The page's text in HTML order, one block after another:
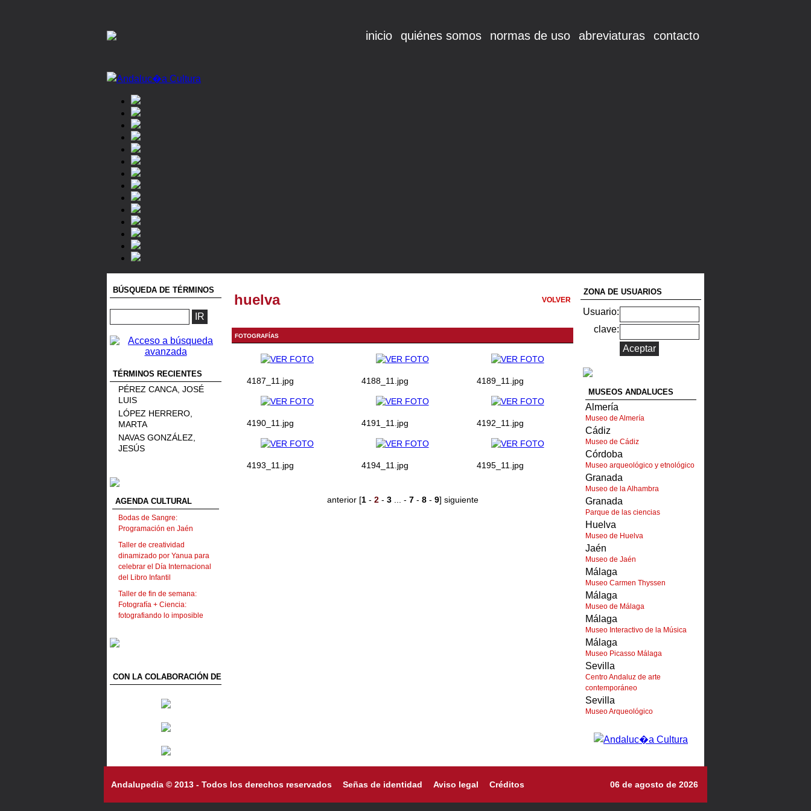
inicio quiénes somos normas de uso abreviaturas contacto
BÚSQUEDA DE TÉRMINOS
TÉRMINOS RECIENTES
PÉREZ CANCA, JOSÉ
LUIS
LÓPEZ HERRERO,
MARTA
NAVAS GONZÁLEZ,
JESÚS
AGENDA CULTURAL
Bodas de Sangre:
Programación en Jaén
Taller de creatividad
dinamizado por Yanua para
celebrar el Día Internacional
del Libro Infantil
Taller de fin de semana:
Fotografía + Ciencia:
fotografiando lo imposible
CON LA COLABORACIÓN DE
huelva VOLVER
FOTOGRAFÍAS
4187_11.jpg 4188_11.jpg 4189_11.jpg
4190_11.jpg 4191_11.jpg 4192_11.jpg
4193_11.jpg 4194_11.jpg 4195_11.jpg
anterior[1- 2- 3... - 7- 8- 9] siguiente
ZONA DE USUARIOS
Usuario:
clave:
MUSEOS ANDALUCES
Almería
Museo de Almería
Cádiz
Museo de Cádiz
Córdoba
Museo arqueológico y etnológico
Granada
Museo de la Alhambra
Granada
Parque de las ciencias
Huelva
Museo de Huelva
Jaén
Museo de Jaén
Málaga
Museo Carmen Thyssen
Málaga
Museo de Málaga
Málaga
Museo Interactivo de la Música
Málaga
Museo Picasso Málaga
Sevilla
Centro Andaluz de arte
contemporáneo
Sevilla
Museo Arqueológico
Andalupedia © 2013 - Todos los derechos reservados Señas de identidad Aviso legal Créditos 06 de agosto de 2026